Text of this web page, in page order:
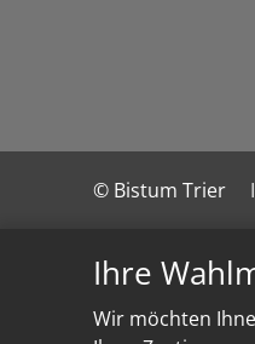
Ihre
Wir möchten
© Bistum Trier